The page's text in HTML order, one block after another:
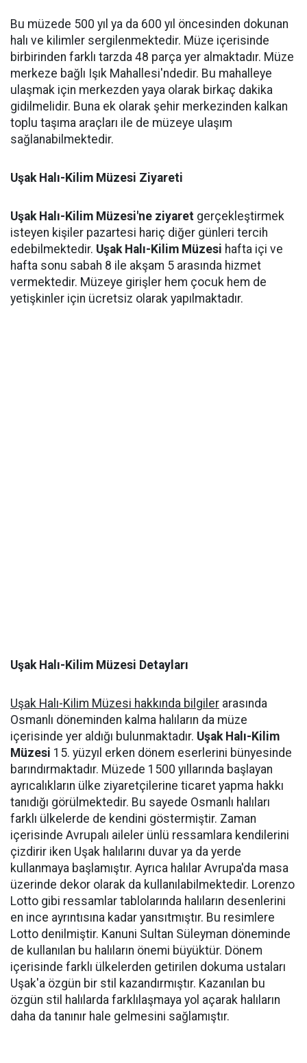
Bu müzede 500 yıl ya da 600 yıl öncesinden dokunan
halı ve kilimler sergilenmektedir. Müze içerisinde
birbirinden farklı tarzda 48 parça yer almaktadır. Müze
merkeze bağlı Işık Mahallesi'ndedir. Bu mahalleye
ulaşmak için merkezden yaya olarak birkaç dakika
gidilmelidir. Buna ek olarak şehir merkezinden kalkan
toplu taşıma araçları ile de müzeye ulaşım
sağlanabilmektedir.
Uşak Halı-Kilim Müzesi Ziyareti
Uşak Halı-Kilim Müzesi'ne ziyaret gerçekleştirmek
isteyen kişiler pazartesi hariç diğer günleri tercih
edebilmektedir. Uşak Halı-Kilim Müzesi hafta içi ve
hafta sonu sabah 8 ile akşam 5 arasında hizmet
vermektedir. Müzeye girişler hem çocuk hem de
yetişkinler için ücretsiz olarak yapılmaktadır.
Uşak Halı-Kilim Müzesi Detayları
Uşak Halı-Kilim Müzesi hakkında bilgiler arasında
Osmanlı döneminden kalma halıların da müze
içerisinde yer aldığı bulunmaktadır. Uşak Halı-Kilim
Müzesi 15. yüzyıl erken dönem eserlerini bünyesinde
barındırmaktadır. Müzede 1500 yıllarında başlayan
ayrıcalıkların ülke ziyaretçilerine ticaret yapma hakkı
tanıdığı görülmektedir. Bu sayede Osmanlı halıları
farklı ülkelerde de kendini göstermiştir. Zaman
içerisinde Avrupalı aileler ünlü ressamlara kendilerini
çizdirir iken Uşak halılarını duvar ya da yerde
kullanmaya başlamıştır. Ayrıca halılar Avrupa'da masa
üzerinde dekor olarak da kullanılabilmektedir. Lorenzo
Lotto gibi ressamlar tablolarında halıların desenlerini
en ince ayrıntısına kadar yansıtmıştır. Bu resimlere
Lotto denilmiştir. Kanuni Sultan Süleyman döneminde
de kullanılan bu halıların önemi büyüktür. Dönem
içerisinde farklı ülkelerden getirilen dokuma ustaları
Uşak'a özgün bir stil kazandırmıştır. Kazanılan bu
özgün stil halılarda farklılaşmaya yol açarak halıların
daha da tanınır hale gelmesini sağlamıştır.